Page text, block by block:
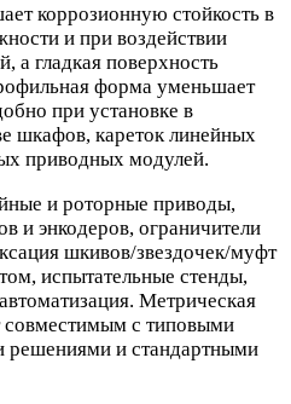
коррозионную стойкость в
и при воздействии
а гладкая поверхность
форма уменьшает
при установке в
шкафов, кареток линейных
приводных модулей.
и роторные приводы,
и энкодеров, ограничители
шкивов/звездочек/муфт
испытательные стенды,
Метрическая
совместимым с типовыми
и стандартными